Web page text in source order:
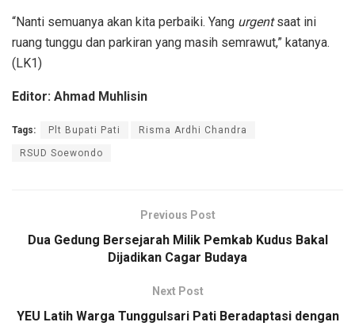
“Nanti semuanya akan kita perbaiki. Yang urgentsaat ini
ruang tunggu dan parkiran yang masih semrawut,” katanya.
(LK1)
Editor: Ahmad Muhlisin
Tags: Plt Bupati Pati Risma Ardhi Chandra
RSUD Soewondo
Previous Post
Dua Gedung Bersejarah Milik Pemkab Kudus Bakal
Dijadikan Cagar Budaya
Next Post
YEU Latih Warga Tunggulsari Pati Beradaptasi dengan